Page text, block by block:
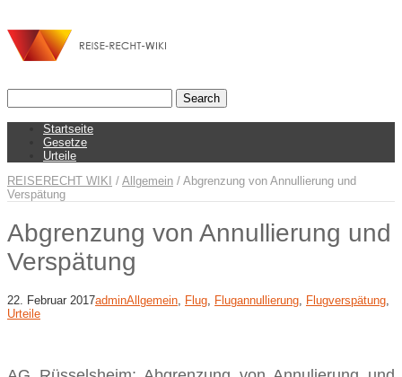
Startseite
Gesetze
Urteile
REISERECHT WIKI / Allgemein / Abgrenzung von Annullierung und
Verspätung
Abgrenzung von Annullierung und
Verspätung
22. Februar 2017adminAllgemein Flug Flugannullierung Flugverspätung
Urteile